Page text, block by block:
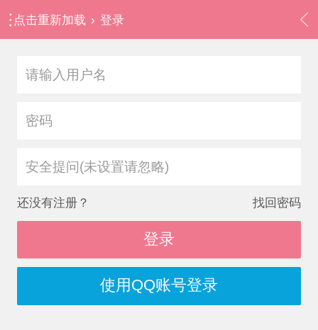
点击重新加载 › 登录
安全提问(未设置请忽略)
还没有注册？ 找回密码
登录
使用QQ账号登录